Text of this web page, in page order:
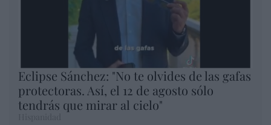
Eclipse Sánchez: "No te olvides de las gafas
protectoras. Así, el 12 de agosto sólo
tendrás que mirar al cielo"